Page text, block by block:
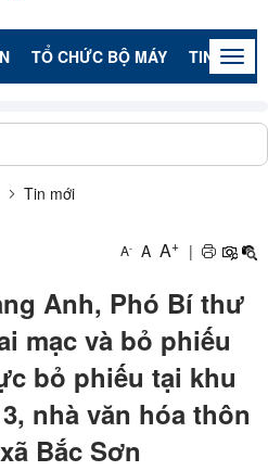
TỔ CHỨC BỘ MÁY TIN TỨC -
Tin mới
A- A A+ |
Anh, Phó Bí thư
mạc và bỏ phiếu
bỏ phiếu tại khu
nhà văn hóa thôn
Bắc Sơn